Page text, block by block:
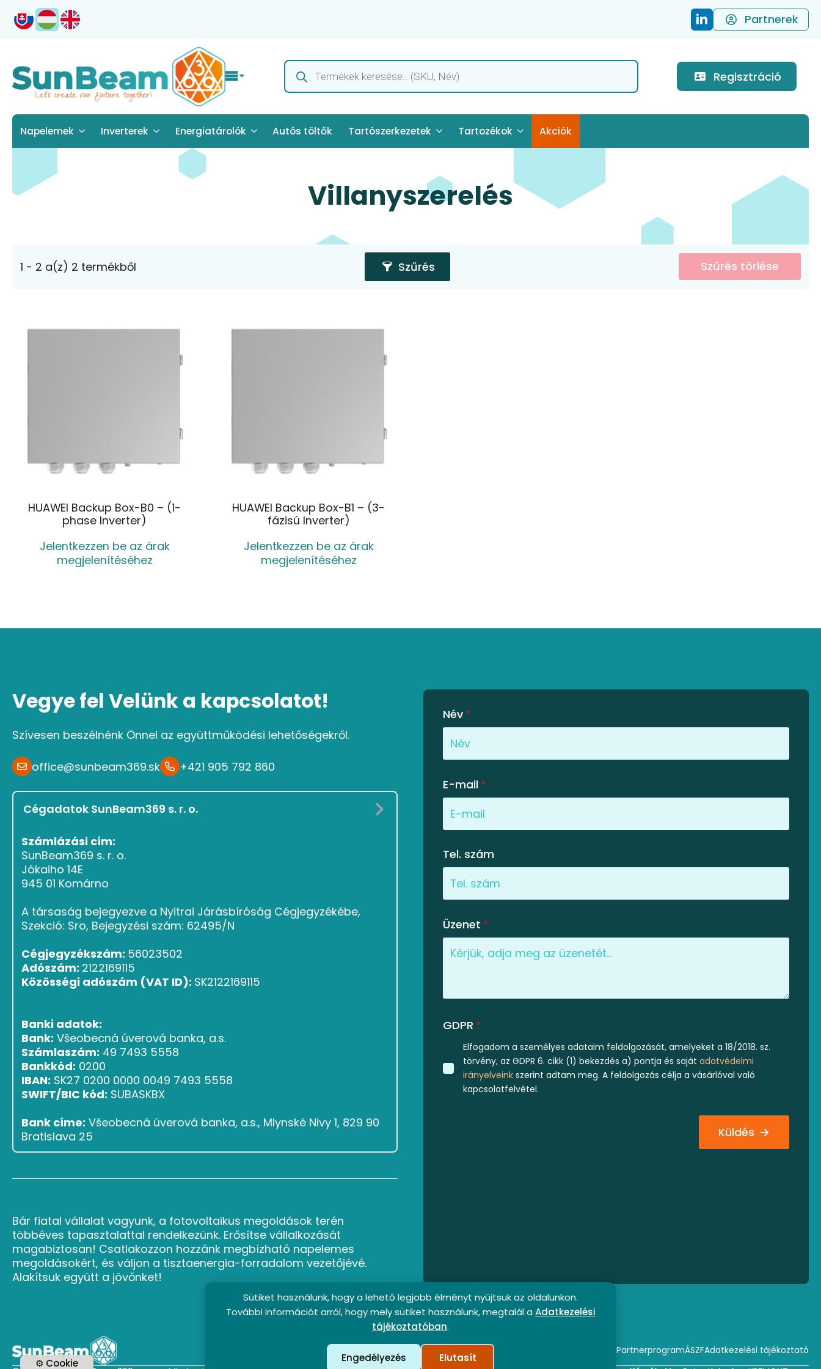
Sütiket használunk, hogy a lehető legjobb élményt nyújtsuk az oldalunkon.
További információt arról, hogy mely sütiket használunk, megtalál aAdatkezelési
tájékoztatóban.
Engedélyezés Elutasít
⚙ Cookie
Partnerek
Products
search
Regisztráció
Napelemek Inverterek Energiatárolók Autós töltők Tartószerkezetek Tartozékok Akciók
Villanyszerelés
1 - 2 a(z) 2 termékből Szűrés Szűrés törlése
HUAWEI Backup Box-B0 – (1-
phase Inverter)
Jelentkezzen be az árak
megjelenítéséhez
HUAWEI Backup Box-B1 – (3-
fázisú Inverter)
Jelentkezzen be az árak
megjelenítéséhez
Vegye fel Velünk a kapcsolatot!
Szívesen beszélnénk Önnel az együttműködési lehetőségekről.
office@sunbeam369.sk +421 905 792 860
Cégadatok SunBeam369 s. r. o.
Számlázási cím:
SunBeam369 s. r. o.
Jókaiho 14E
945 01 Komárno
A társaság bejegyezve a Nyitrai Járásbíróság Cégjegyzékébe,
Szekció: Sro, Bejegyzési szám: 62495/N
Cégjegyzékszám: 56023502
Adószám: 2122169115
Közösségi adószám (VAT ID): SK2122169115
Banki adatok:
Bank: Všeobecná úverová banka, a.s.
Számlaszám: 49 7493 5558
Bankkód: 0200
IBAN: SK27 0200 0000 0049 7493 5558
SWIFT/BIC kód: SUBASKBX
Bank címe: Všeobecná úverová banka, a.s., Mlynské Nivy 1, 829 90
Bratislava 25
Bár fiatal vállalat vagyunk, a fotovoltaikus megoldások terén
többéves tapasztalattal rendelkezünk. Erősítse vállalkozását
magabiztosan! Csatlakozzon hozzánk megbízható napelemes
megoldásokért, és váljon a tisztaenergia-forradalom vezetőjévé.
Alakítsuk együtt a jövőnket!
Név *
E-mail *
Tel. szám
Üzenet *
GDPR *
Elfogadom a személyes adataim feldolgozását, amelyeket a 18/2018. sz.
törvény, az GDPR 6. cikk (1) bekezdés a) pontja és sajátadatvédelmi
irányelveink szerint adtam meg. A feldolgozás célja a vásárlóval való
kapcsolatfelvétel.
Küldés
PartnerprogramÁSZFAdatkezelési tájékoztató